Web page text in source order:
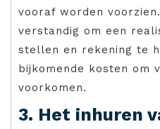
vooraf worden
verstandig om een
stellen en rekening te
bijkomende kosten om
voorkomen.
3. Het inhuren